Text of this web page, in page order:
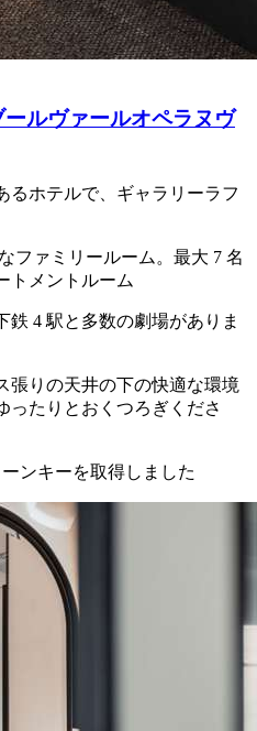
ルヴァールオペラヌヴ
るホテルで、ギャラリーラフ
ファミリールーム。最大 7 名
トメントルーム
鉄 4 駅と多数の劇場がありま
張りの天井の下の快適な環境
ったりとおくつろぎくださ
ンキーを取得しました